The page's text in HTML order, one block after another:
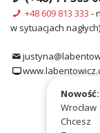
+48 609 813 333 -
w sytuacjach
Nowość: